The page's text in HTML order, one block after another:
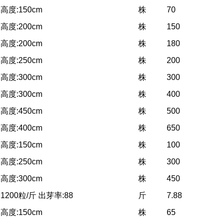
高度:150cm 株
70
高度:200cm 株
150
高度:200cm 株
180
高度:250cm 株
200
高度:300cm 株
300
高度:300cm 株
400
高度:450cm 株
500
高度:400cm 株
650
高度:150cm 株
100
高度:250cm 株
300
高度:300cm 株
450
1200粒/斤 出芽率:88 斤
7.88
高度:150cm 株
65